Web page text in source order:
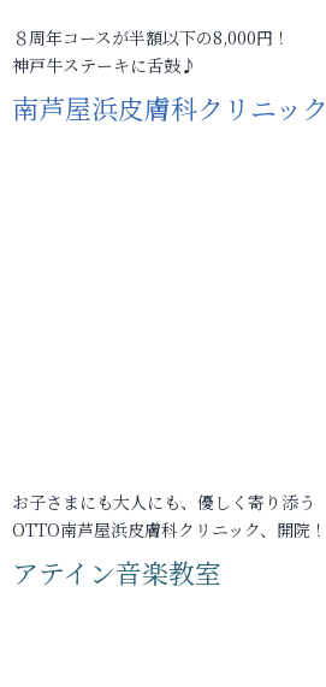
８周年コースが半額以下の8,000円！
神戸牛ステーキに舌鼓♪
南芦屋浜皮膚科クリニック
お子さまにも大人にも、優しく寄り添う
OTTO南芦屋浜皮膚科クリニック、開院！
アテイン音楽教室